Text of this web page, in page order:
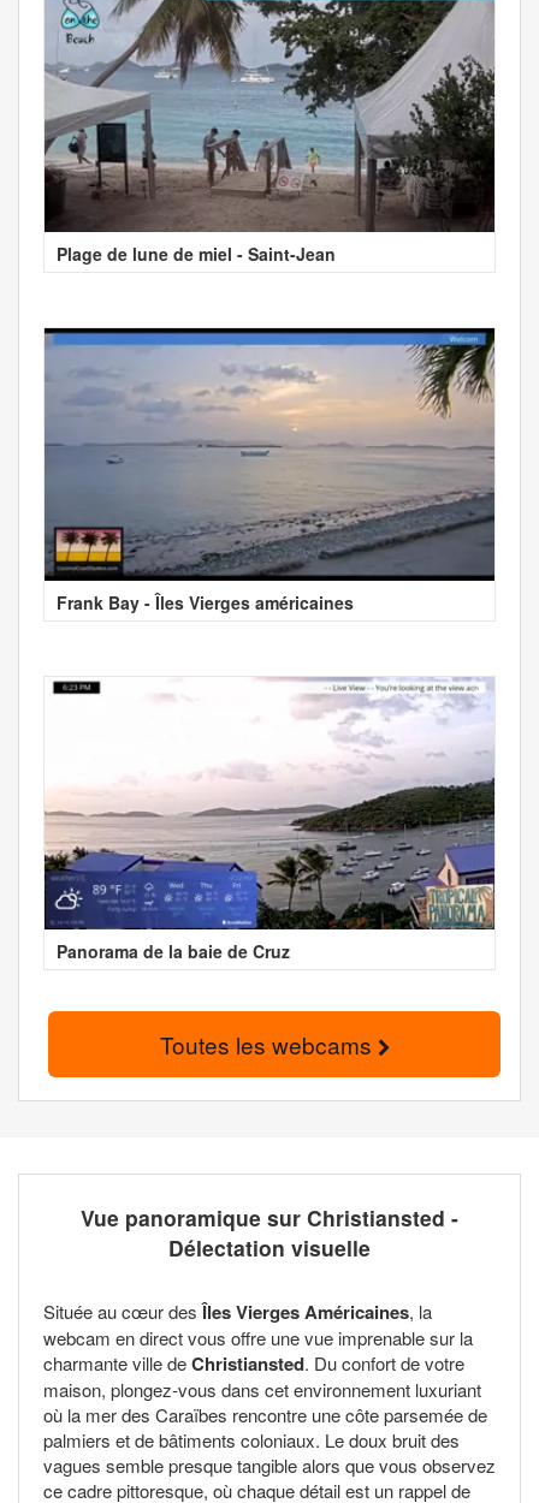
Plage de lune de miel - Saint-Jean
Frank Bay - Îles Vierges américaines
Panorama de la baie de Cruz
Toutes les webcams
Vue panoramique sur Christiansted -
Délectation visuelle
Située au cœur desÎles Vierges Américaines, la
webcam en direct vous offre une vue imprenable sur la
charmante ville deChristiansted. Du confort de votre
maison, plongez-vous dans cet environnement luxuriant
où la mer des Caraïbes rencontre une côte parsemée de
palmiers et de bâtiments coloniaux. Le doux bruit des
vagues semble presque tangible alors que vous observez
ce cadre pittoresque, où chaque détail est un rappel de